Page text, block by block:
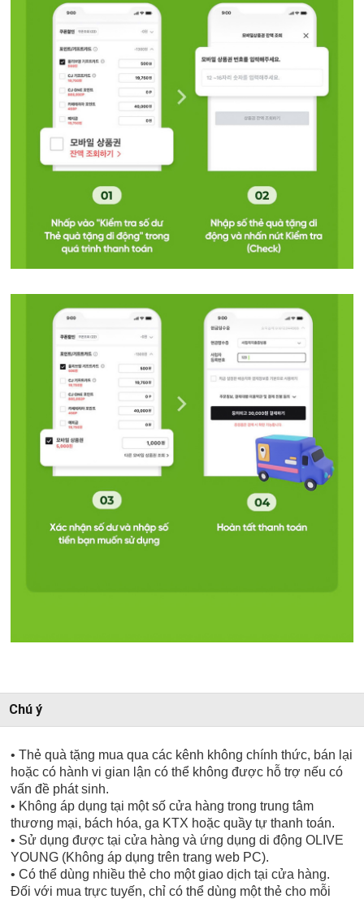
Chú ý
• Thẻ quà tặng mua qua các kênh không chính thức, bán lại
hoặc có hành vi gian lận có thể không được hỗ trợ nếu có
vấn đề phát sinh.
• Không áp dụng tại một số cửa hàng trong trung tâm
thương mại, bách hóa, ga KTX hoặc quầy tự thanh toán.
• Sử dụng được tại cửa hàng và ứng dụng di động OLIVE
YOUNG (Không áp dụng trên trang web PC).
•Có thể dùng nhiều thẻ cho một giao dịch tại cửa hàng.
Đối với mua trực tuyến, chỉ có thể dùng một thẻ cho mỗi